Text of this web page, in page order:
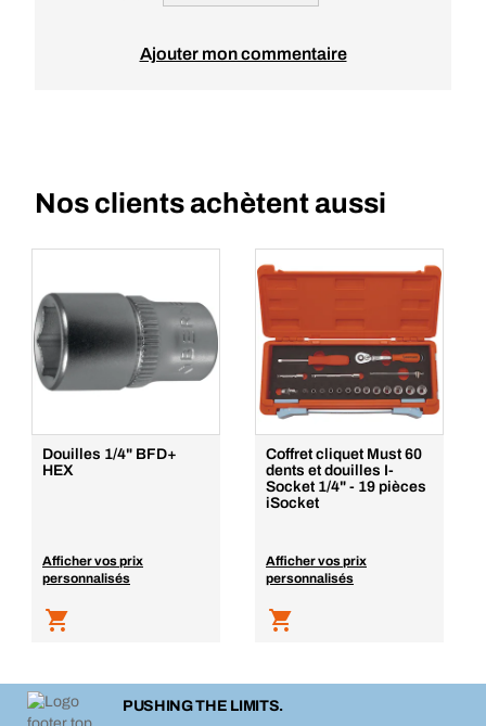
Ajouter mon commentaire
Nos clients achètent aussi
Douilles 1/4" BFD+
HEX
Afficher vos prix
personnalisés
Coffret cliquet Must 60
dents et douilles I-
Socket 1/4" - 19 pièces
iSocket
Afficher vos prix
personnalisés
PUSHING THE LIMITS.